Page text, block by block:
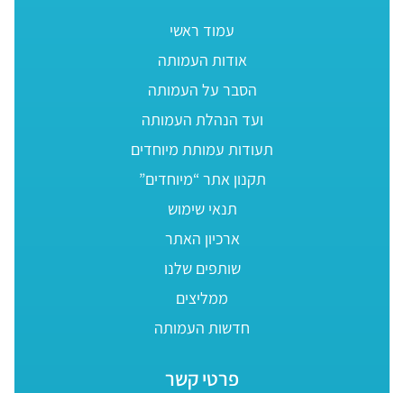
עמוד ראשי
אודות העמותה
הסבר על העמותה
ועד הנהלת העמותה
תעודות עמותת מיוחדים
תקנון אתר “מיוחדים”
תנאי שימוש
ארכיון האתר
שותפים שלנו
ממליצים
חדשות העמותה
פרטי קשר